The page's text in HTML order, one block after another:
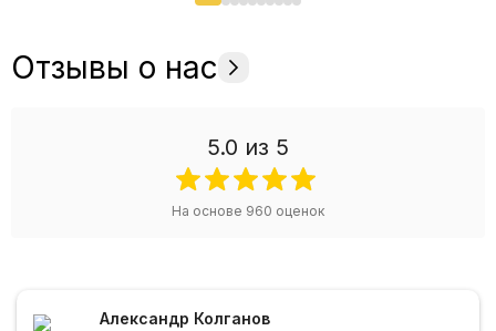
Отзывы о нас
5.0 из 5
На основе 960 оценок
Александр Колганов